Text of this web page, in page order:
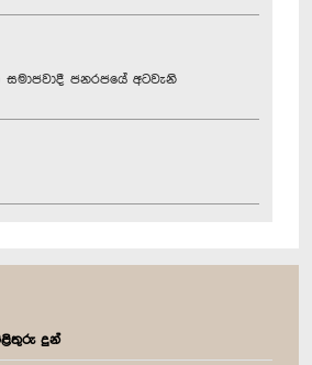
සමාජවාදී ජනරජයේ අටවැනි
දුන්